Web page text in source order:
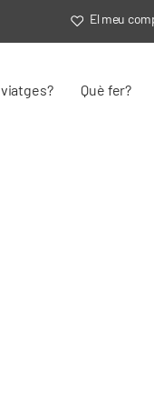
El meu
Què fer?